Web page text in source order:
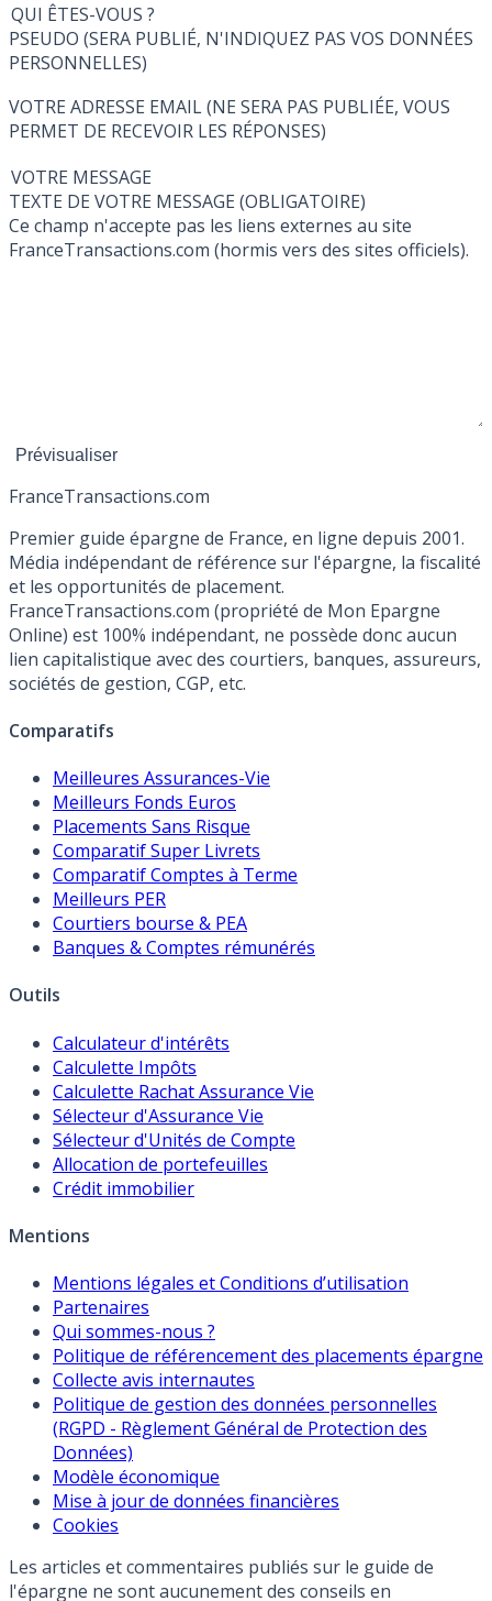
QUI ÊTES-VOUS ?
PSEUDO (SERA PUBLIÉ, N'INDIQUEZ PAS VOS DONNÉES
PERSONNELLES)
VOTRE ADRESSE EMAIL (NE SERA PAS PUBLIÉE, VOUS
PERMET DE RECEVOIR LES RÉPONSES)
VOTRE MESSAGE
TEXTE DE VOTRE MESSAGE (OBLIGATOIRE)
Ce champ n'accepte pas les liens externes au site
FranceTransactions.com (hormis vers des sites officiels).
FranceTransactions.com
Premier guide épargne de France, en ligne depuis 2001.
Média indépendant de référence sur l'épargne, la fiscalité
et les opportunités de placement.
FranceTransactions.com (propriété de Mon Epargne
Online) est 100% indépendant, ne possède donc aucun
lien capitalistique avec des courtiers, banques, assureurs,
sociétés de gestion, CGP, etc.
Comparatifs
Meilleures Assurances-Vie
Meilleurs Fonds Euros
Placements Sans Risque
Comparatif Super Livrets
Comparatif Comptes à Terme
Meilleurs PER
Courtiers bourse & PEA
Banques & Comptes rémunérés
Outils
Calculateur d'intérêts
Calculette Impôts
Calculette Rachat Assurance Vie
Sélecteur d'Assurance Vie
Sélecteur d'Unités de Compte
Allocation de portefeuilles
Crédit immobilier
Mentions
Mentions légales et Conditions d’utilisation
Partenaires
Qui sommes-nous ?
Politique de référencement des placements épargne
Collecte avis internautes
Politique de gestion des données personnelles
(RGPD - Règlement Général de Protection des
Données)
Modèle économique
Mise à jour de données financières
Cookies
Les articles et commentaires publiés sur le guide de
l'épargne ne sont aucunement des conseils en